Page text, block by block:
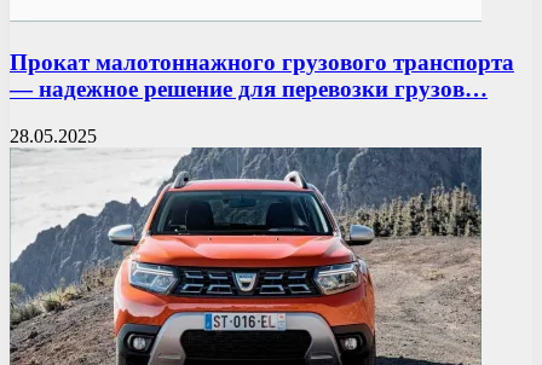
Прокат малотоннажного грузового транспорта
— надежное решение для перевозки грузов…
28.05.2025